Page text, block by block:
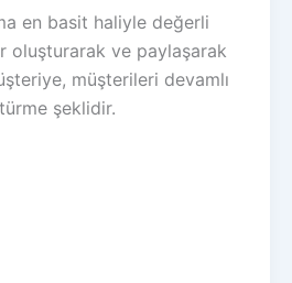
en basit haliyle değerli
oluşturarak ve paylaşarak
müşterileri devamlı
şeklidir.